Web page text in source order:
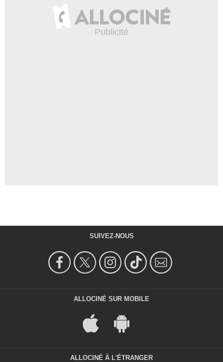
SUIVEZ-NOUS
ALLOCINÉ SUR MOBILE
ALLOCINÉ À L'ÉTRANGER